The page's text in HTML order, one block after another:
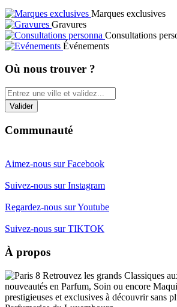
Marques exclusives
Gravures
Consultations
Événements
Où nous trouver ?
Communauté
Aimez-nous sur Facebook
Suivez-nous sur Instagram
Regardez-nous sur Youtube
Suivez-nous sur TIKTOK
À propos
Retrouvez les grands Classiques
nouveautés en Parfum, Soin ou encore
prestigieuses et exclusives à découvrir sans